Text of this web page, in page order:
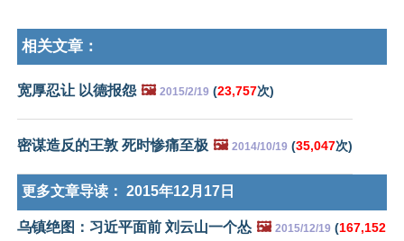
相关文章：
宽厚忍让 以德报怨 🖼️ 2015/2/19 (23,757次)
密谋造反的王敦 死时惨痛至极 🖼️ 2014/10/19 (35,047次)
更多文章导读： 2015年12月17日
乌镇绝图：习近平面前 刘云山一个怂 🖼️ 2015/12/19 (167,152